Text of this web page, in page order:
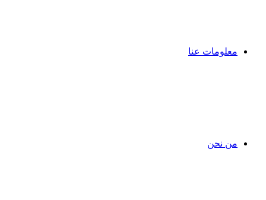
معلومات عنا
من نحن